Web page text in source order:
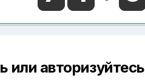
авторизуйтесь